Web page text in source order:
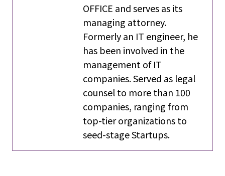
OFFICE and serves as its
managing attorney.
Formerly an IT engineer, he
has been involved in the
management of IT
companies. Served as legal
counsel to more than 100
companies, ranging from
top-tier organizations to
seed-stage Startups.